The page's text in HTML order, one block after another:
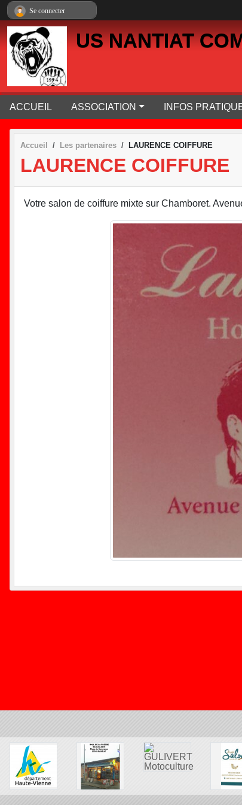
US NANTIAT
ACCUEIL ASSOCIATION INFOS
Accueil Les partenaires LAURENCE COIFFURE
LAURENCE COIFFURE
Votre salon de coiffure mixte sur Chamboret.
Se connecter
Panneau de gestion des cookies